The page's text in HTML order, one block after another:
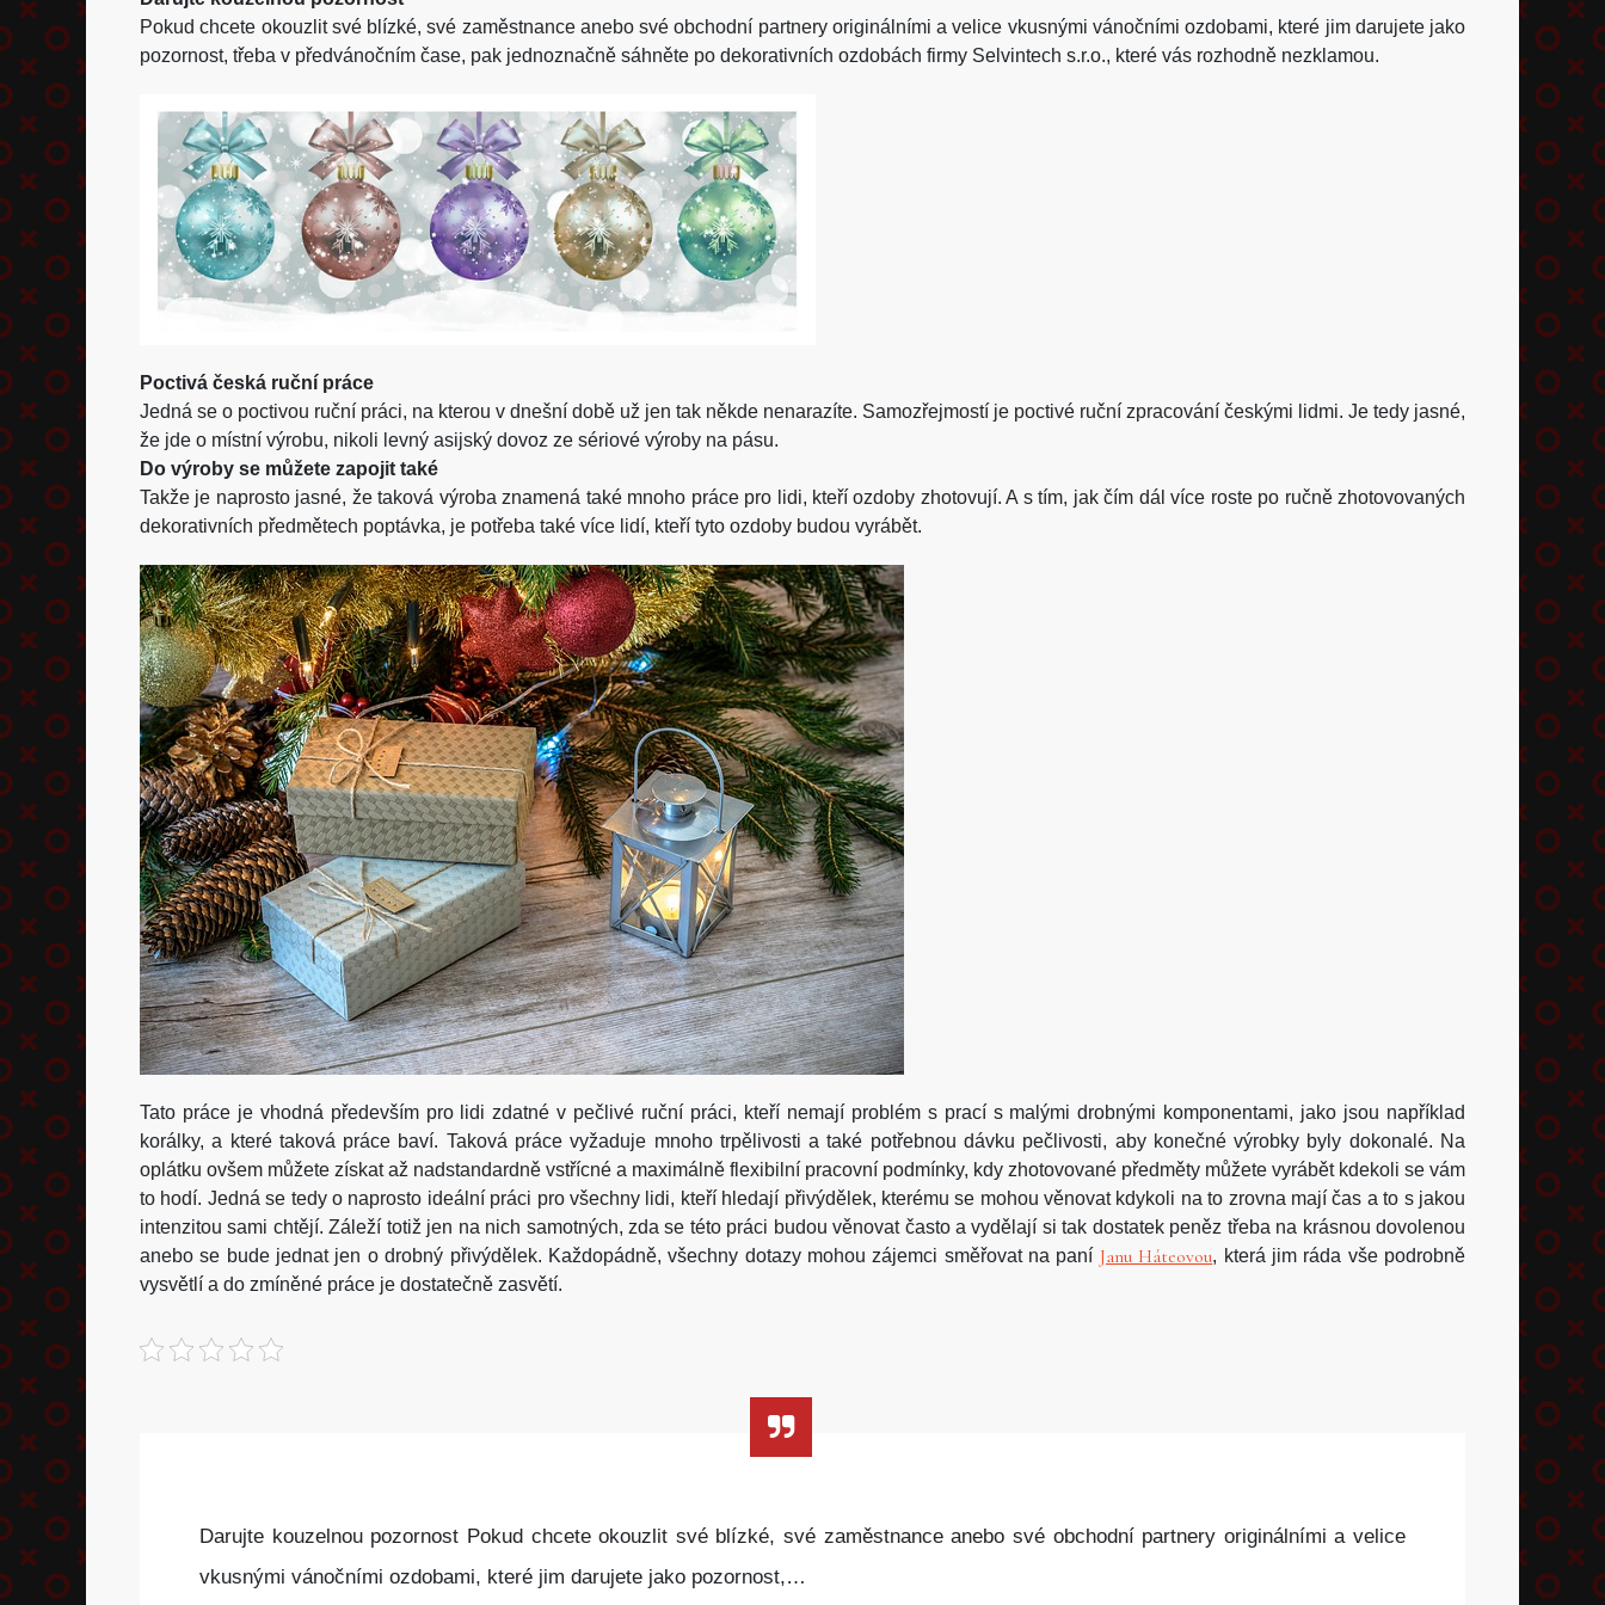
Pokud chcete okouzlit své blízké, své zaměstnance anebo své obchodní partnery originálními a velice vkusnými vánočními ozdobami, které jim darujete jako
pozornost, třeba v předvánočním čase, pak jednoznačně sáhněte po dekorativních ozdobách firmy Selvintech s.r.o., které vás rozhodně nezklamou.
Poctivá česká ruční práce
Jedná se o poctivou ruční práci, na kterou v dnešní době už jen tak někde nenarazíte. Samozřejmostí je poctivé ruční zpracování českými lidmi. Je tedy jasné,
že jde o místní výrobu, nikoli levný asijský dovoz ze sériové výroby na pásu.
Do výroby se můžete zapojit také
Takže je naprosto jasné, že taková výroba znamená také mnoho práce pro lidi, kteří ozdoby zhotovují. A s tím, jak čím dál více roste po ručně zhotovovaných
dekorativních předmětech poptávka, je potřeba také více lidí, kteří tyto ozdoby budou vyrábět.
Tato práce je vhodná především pro lidi zdatné v pečlivé ruční práci, kteří nemají problém s prací s malými drobnými komponentami, jako jsou například
korálky, a které taková práce baví. Taková práce vyžaduje mnoho trpělivosti a také potřebnou dávku pečlivosti, aby konečné výrobky byly dokonalé. Na
oplátku ovšem můžete získat až nadstandardně vstřícné a maximálně flexibilní pracovní podmínky, kdy zhotovované předměty můžete vyrábět kdekoli se vám
to hodí. Jedná se tedy o naprosto ideální práci pro všechny lidi, kteří hledají přivýdělek, kterému se mohou věnovat kdykoli na to zrovna mají čas a to s jakou
intenzitou sami chtějí. Záleží totiž jen na nich samotných, zda se této práci budou věnovat často a vydělají si tak dostatek peněz třeba na krásnou dovolenou
anebo se bude jednat jen o drobný přivýdělek. Každopádně, všechny dotazy mohou zájemci směřovat na paní Janu Háteovou, která jim ráda vše podrobně
vysvětlí a do zmíněné práce je dostatečně zasvětí.
Darujte kouzelnou pozornost Pokud chcete okouzlit své blízké, své zaměstnance anebo své obchodní partnery originálními a velice
vkusnými vánočními ozdobami, které jim darujete jako pozornost,…